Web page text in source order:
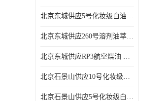
北京东城供应5号化妆级白油钻井液润滑剂
北京东城供应260号溶剂油萃取溶剂油金属萃取剂
北京东城供应RP3航空煤油 高含量国标工业级航空煤油燃料油 无色透明
北京石景山供应10号化妆级白油高精密机械润滑油
北京石景山供应5号化妆级白油缝纫机油 设备润滑油